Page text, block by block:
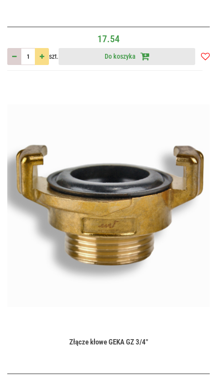
17.54
szt. Do koszyka
Złącze kłowe GEKA GZ 3/4"